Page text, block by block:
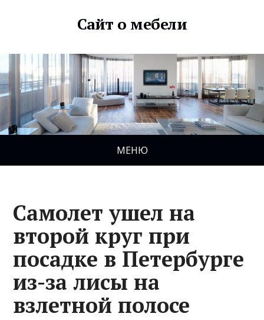
Сайт о мебели
МЕНЮ
Самолет ушел на
второй круг при
посадке в Петербурге
из-за лисы на
взлетной полосе